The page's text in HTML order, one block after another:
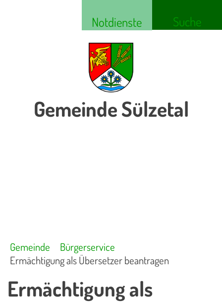
Notdienste Suche
Gemeinde Sülzetal
Gemeinde
Bürgerservice
Ermächtigung als Übersetzer beantragen
Ermächtigung als